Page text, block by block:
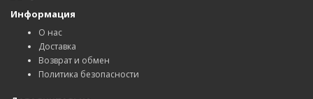
Информация
О нас
Доставка
Возврат и обмен
Политика безопасности